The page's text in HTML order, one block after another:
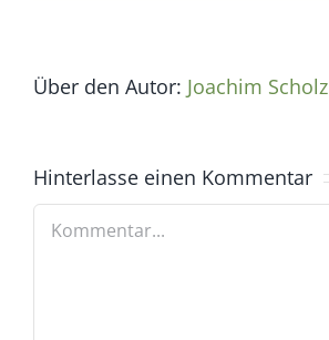
Über den Autor: Joachim Scholz
Hinterlasse einen Kommentar
Kommentar